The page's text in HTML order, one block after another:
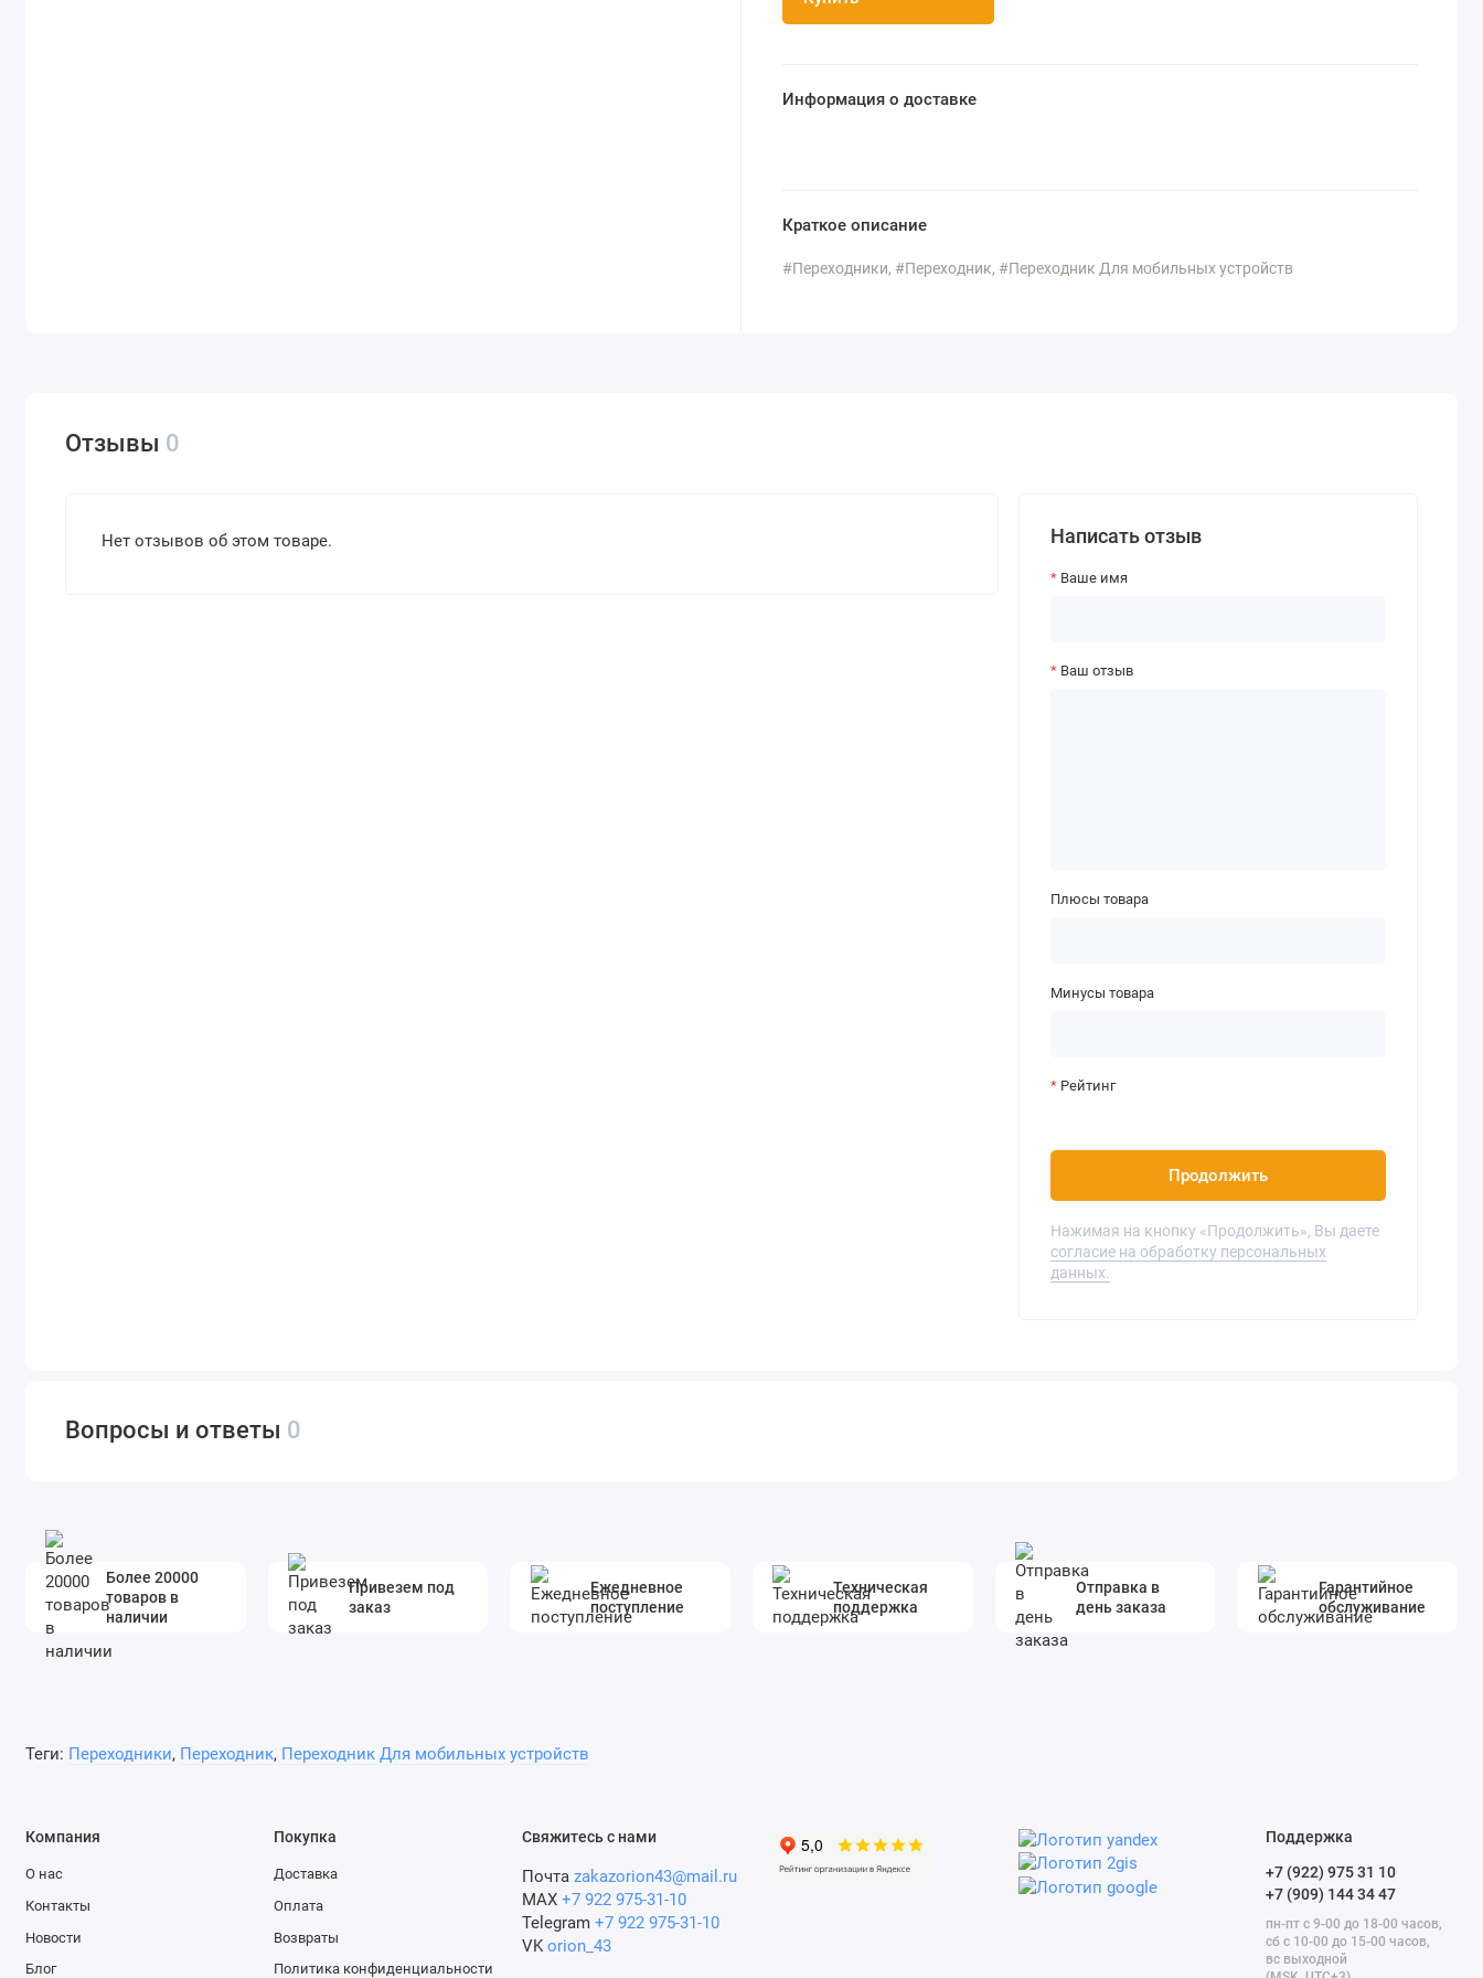
Информация о доставке
Краткое описание
#Переходники, #Переходник, #Переходник Для мобильных устройств
Отзывы 0
Нет отзывов об этом товаре. Написать отзыв
Ваше имя
Ваш отзыв
Плюсы товара
Минусы товара
Рейтинг
Продолжить
Нажимая на кнопку «Продолжить», Вы даете
согласие на обработку персональных
данных.
Вопросы и ответы 0
Более 20000
товаров в
наличии
Привезем под
заказ
Ежедневное
поступление
Техническая
поддержка
Отправка в
день заказа
Гарантийное
обслуживание
Теги: Переходники, Переходник, Переходник Для мобильных устройств
Компания
О нас
Контакты
Новости
Блог
Покупка
Доставка
Оплата
Возвраты
Политика конфиденциальности
Свяжитесь с нами
Почта zakazorion43@mail.ru
MAX +7 922 975-31-10
Telegram +7 922 975-31-10
VK orion_43
Поддержка
+7 (922) 975 31 10
+7 (909) 144 34 47
пн-пт с 9-00 до 18-00 часов,
сб с 10-00 до 15-00 часов,
вс выходной